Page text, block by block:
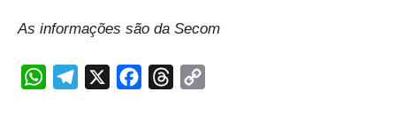
As informações são da Secom
WhatsAppTelegram FacebookThreads